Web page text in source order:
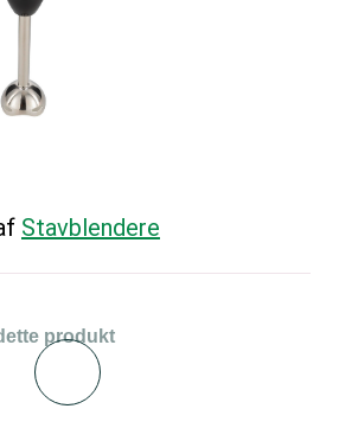
Stavblendere
produkt